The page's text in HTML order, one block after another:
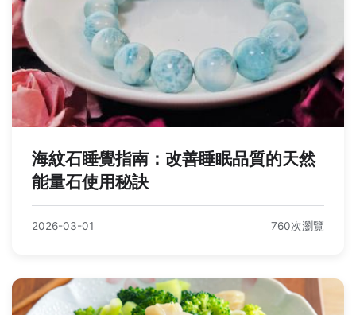
海紋石睡覺指南：改善睡眠品質的天然
能量石使用秘訣
2026-03-01 760次瀏覽